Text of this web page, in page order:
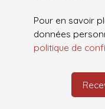
Pour en savoir
données
politique de